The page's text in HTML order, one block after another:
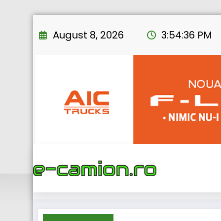
to
August 8, 2026 3:54:37 PM